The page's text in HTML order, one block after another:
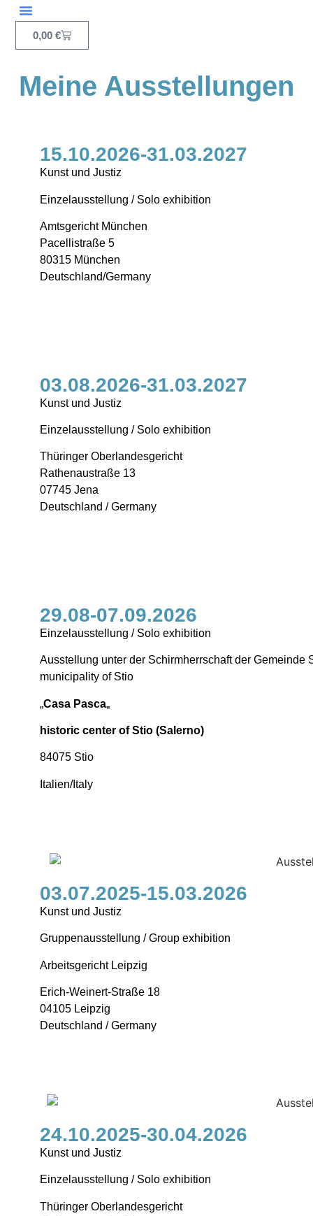
0,00€
Meine Ausstellungen
15.10.2026-31.03.2027
Kunst und Justiz
Einzelausstellung / Solo exhibition
Amtsgericht München
Pacellistraße 5
80315 München
Deutschland/Germany
03.08.2026-31.03.2027
Kunst und Justiz
Einzelausstellung / Solo exhibition
Thüringer Oberlandesgericht
Rathenaustraße 13
07745 Jena
Deutschland / Germany
29.08-07.09.2026
Einzelausstellung / Solo exhibition
Ausstellung unter der Schirmherrschaft der Gemeinde
municipality of Stio
„Casa Pasca„
historic center of Stio (Salerno)
84075 Stio
Italien/Italy
03.07.2025-15.03.2026
Kunst und Justiz
Gruppenausstellung / Group exhibition
Arbeitsgericht Leipzig
Erich-Weinert-Straße 18
04105 Leipzig
Deutschland / Germany
24.10.2025-30.04.2026
Kunst und Justiz
Einzelausstellung / Solo exhibition
Thüringer Oberlandesgericht